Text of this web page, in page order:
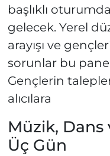
başlıklı
gelecek. Yerel
arayışı ve
sorunlar bu
Gençlerin
alıcılara
Müzik, Dans
Üç Gün